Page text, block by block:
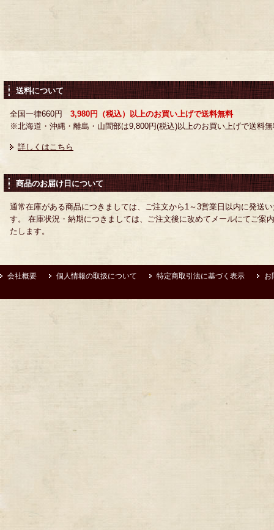
送料について
全国一律660円 3,980円（税込）以上のお買い上げで送料無料
※北海道・沖縄・離島・山間部は9,800円(税込)以上のお買い上げで送料
詳しくはこちら
商品のお届け日について
通常在庫がある商品につきましては、ご注文から1～3営業日以内に発送
す。 在庫状況・納期につきましては、ご注文後に改めてメールにてご案
たします。
会社概要 個人情報の取扱について 特定商取引法に基づく表示 お